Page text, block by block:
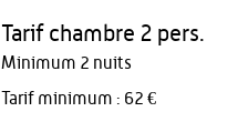
Tarif chambre 2 pers.
Minimum 2 nuits
Tarif minimum : 62 €